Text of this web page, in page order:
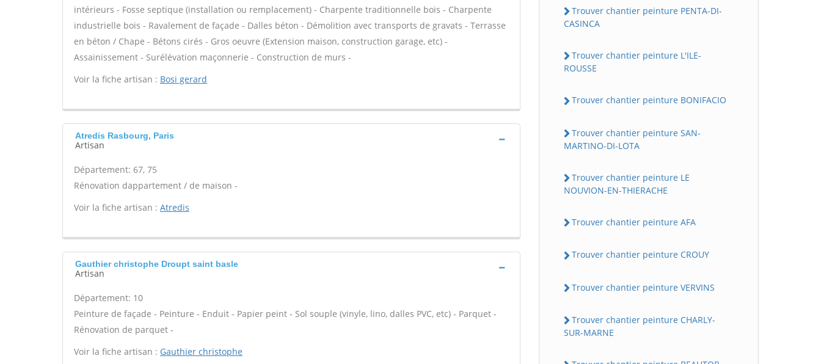
intérieurs - Fosse septique (installation ou remplacement) - Charpente traditionnelle bois - Charpente
industrielle bois - Ravalement de façade - Dalles béton - Démolition avec transports de gravats - Terrasse
en béton / Chape - Bétons cirés - Gros oeuvre (Extension maison, construction garage, etc) -
Assainissement - Surélévation maçonnerie - Construction de murs -
Voir la fiche artisan : Bosi gerard
Atredis Rasbourg, Paris
Artisan
Département: 67, 75
Rénovation dappartement / de maison -
Voir la fiche artisan : Atredis
Gauthier christophe Droupt saint basle
Artisan
Département: 10
Peinture de façade - Peinture - Enduit - Papier peint - Sol souple (vinyle, lino, dalles PVC, etc) - Parquet -
Rénovation de parquet -
Voir la fiche artisan : Gauthier christophe
Trouver chantier peinture PENTA-DI-
CASINCA
Trouver chantier peinture L'ILE-
ROUSSE
Trouver chantier peinture BONIFACIO
Trouver chantier peinture SAN-
MARTINO-DI-LOTA
Trouver chantier peinture LE
NOUVION-EN-THIERACHE
Trouver chantier peinture AFA
Trouver chantier peinture CROUY
Trouver chantier peinture VERVINS
Trouver chantier peinture CHARLY-
SUR-MARNE